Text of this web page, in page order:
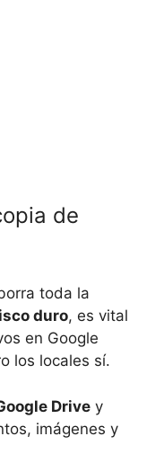
de
toda la
duro, es vital
en Google
los locales sí.
Drive y
imágenes y